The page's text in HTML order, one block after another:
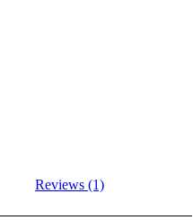
Reviews (1)